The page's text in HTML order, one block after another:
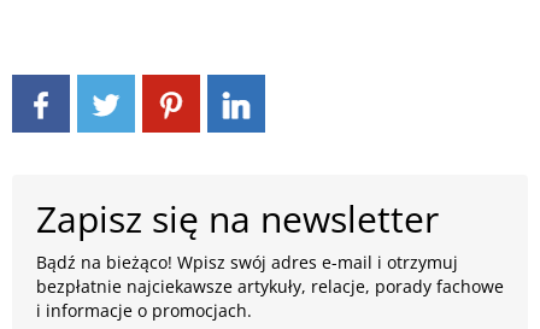
Zapisz się na newsletter
Bądź na bieżąco! Wpisz swój adres e-mail i otrzymuj
bezpłatnie najciekawsze artykuły, relacje, porady fachowe
i informacje o promocjach.